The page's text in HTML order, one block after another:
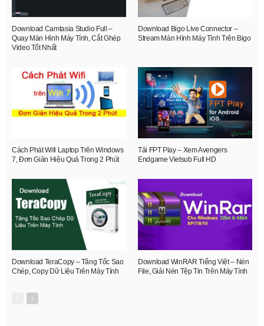
Download Camtasia Studio Full –
Quay Màn Hình Máy Tính, Cắt Ghép
Video Tốt Nhất
Download Bigo Live Connector –
Stream Màn Hình Máy Tính Trên Bigo
Cách Phát Wifi Laptop Trên Windows
7, Đơn Giản Hiệu Quả Trong 2 Phút
Tải FPT Play – Xem Avengers
Endgame Vietsub Full HD
Download TeraCopy – Tăng Tốc Sao
Chép, Copy Dữ Liệu Trên Máy Tính
Download WinRAR Tiếng Việt – Nén
File, Giải Nén Tệp Tin Trên Máy Tính